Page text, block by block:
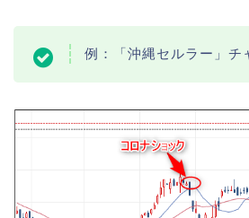
例：「沖縄セルラー」チ